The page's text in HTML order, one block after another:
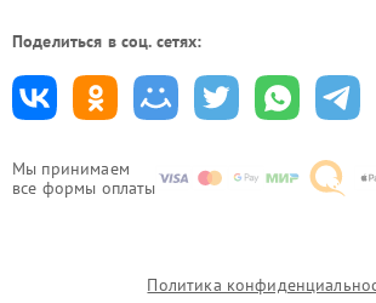
Мы принимаем
все формы оплаты
Поделиться в соц. сетях:
Политика